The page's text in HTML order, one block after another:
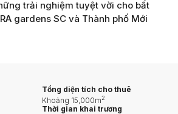
trải nghiệm tuyệt vời cho bất
gardens SC và Thành phố Mới
Tổng diện tích cho thuê
Khoảng 15,000m2
Thời gian khai trương